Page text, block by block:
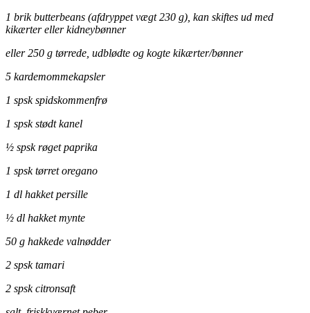
1 brik butterbeans (afdryppet vægt 230 g), kan skiftes ud med
kikærter eller kidneybønner
eller 250 g tørrede, udblødte og kogte kikærter/bønner
5 kardemommekapsler
1 spsk spidskommenfrø
1 spsk stødt kanel
½ spsk røget paprika
1 spsk tørret oregano
1 dl hakket persille
½ dl hakket mynte
50 g hakkede valnødder
2 spsk tamari
2 spsk citronsaft